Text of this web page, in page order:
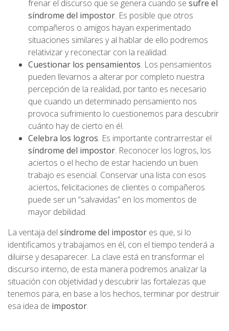
frenar el discurso que se genera cuando se sufre el
síndrome del impostor. Es posible que otros
compañeros o amigos hayan experimentado
situaciones similares y al hablar de ello podremos
relativizar y reconectar con la realidad.
Cuestionar los pensamientos. Los pensamientos
pueden llevarnos a alterar por completo nuestra
percepción de la realidad, por tanto es necesario
que cuando un determinado pensamiento nos
provoca sufrimiento lo cuestionemos para descubrir
cuánto hay de cierto en él.
Celebra los logros. Es importante contrarrestar el
síndrome del impostor. Reconocer los logros, los
aciertos o el hecho de estar haciendo un buen
trabajo es esencial. Conservar una lista con esos
aciertos, felicitaciones de clientes o compañeros
puede ser un “salvavidas” en los momentos de
mayor debilidad.
La ventaja del síndrome del impostor es que, si lo
identificamos y trabajamos en él, con el tiempo tenderá a
diluirse y desaparecer. La clave está en transformar el
discurso interno, de esta manera podremos analizar la
situación con objetividad y descubrir las fortalezas que
tenemos para, en base a los hechos, terminar por destruir
esa idea de impostor.